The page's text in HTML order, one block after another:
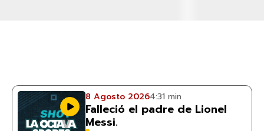
8 Agosto 20264:31 min
Falleció el padre de Lionel
Messi.